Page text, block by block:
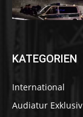
KATEGORIEN
International
Audiatur Exklusiv